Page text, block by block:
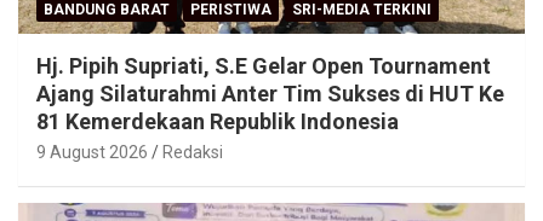
BANDUNG BARAT PERISTIWA SRI-MEDIA TERKINI
Hj. Pipih Supriati, S.E Gelar Open Tournament
Ajang Silaturahmi Anter Tim Sukses di HUT Ke
81 Kemerdekaan Republik Indonesia
9 August 2026 Redaksi